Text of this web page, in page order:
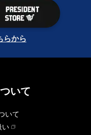
らから
いて
いて
い